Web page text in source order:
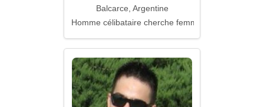
Balcarce, Argentine
Homme célibataire cherche femme